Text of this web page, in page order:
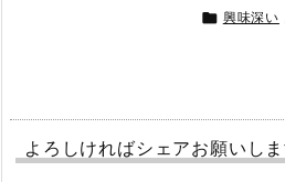
 興味深い
よろしければシェアお願いし